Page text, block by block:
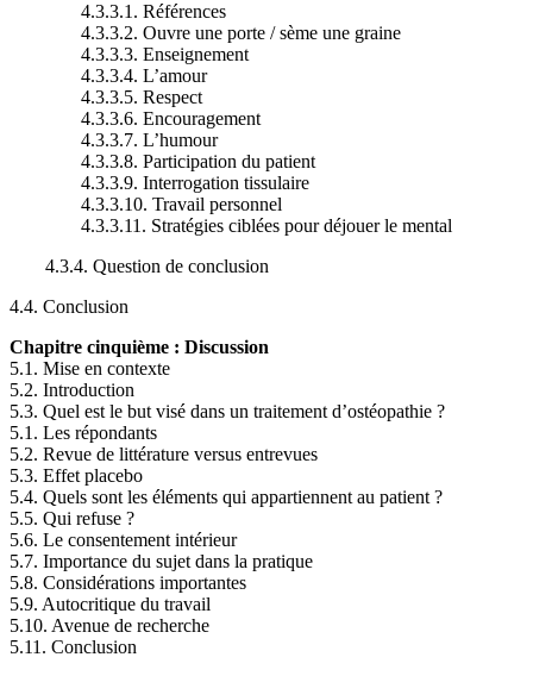
4.3.3.1. Références
4.3.3.2. Ouvre une porte / sème une graine
4.3.3.3. Enseignement
4.3.3.4. L’amour
4.3.3.5. Respect
4.3.3.6. Encouragement
4.3.3.7. L’humour
4.3.3.8. Participation du patient
4.3.3.9. Interrogation tissulaire
4.3.3.10. Travail personnel
4.3.3.11. Stratégies ciblées pour déjouer le mental
4.3.4. Question de conclusion
4.4. Conclusion
Chapitre cinquième : Discussion
5.1. Mise en contexte
5.2. Introduction
5.3. Quel est le but visé dans un traitement d’ostéopathie ?
5.1. Les répondants
5.2. Revue de littérature versus entrevues
5.3. Effet placebo
5.4. Quels sont les éléments qui appartiennent au patient ?
5.5. Qui refuse ?
5.6. Le consentement intérieur
5.7. Importance du sujet dans la pratique
5.8. Considérations importantes
5.9. Autocritique du travail
5.10. Avenue de recherche
5.11. Conclusion